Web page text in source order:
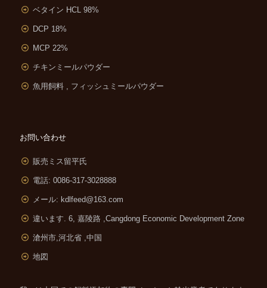
ベタイン HCL 98%
DCP 18%
MCP 22%
チキンミールパウダー
魚用飼料 , フィッシュミールパウダー
お問い合わせ
販売ミス留平氏
電話: 0086-317-3028888
メール: kdlfeed@163.com
違います. 6, 嘉陵路 ,Cangdong Economic Development Zone
滄州市,河北省 ,中国
地図